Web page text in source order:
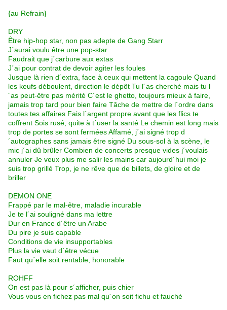
{au Refrain}
DRY
Être hip-hop star, non pas adepte de Gang Starr
J´aurai voulu être une pop-star
Faudrait que j´carbure aux extas
J´ai pour contrat de devoir agiter les foules
Jusque là rien d´extra, face à ceux qui mettent la cagoule Quand
les keufs déboulent, direction le dépôt Tu l´as cherché mais tu l
´as peut-être pas mérité C´est le ghetto, toujours mieux à faire,
jamais trop tard pour bien faire Tâche de mettre de l´ordre dans
toutes tes affaires Fais l´argent propre avant que les flics te
coffrent Sois rusé, quite à t´user la santé Le chemin est long mais
trop de portes se sont fermées Affamé, j´ai signé trop d
´autographes sans jamais être signé Du sous-sol à la scène, le
mic j´ai dû brûler Combien de concerts presque vides j´voulais
annuler Je veux plus me salir les mains car aujourd´hui moi je
suis trop grillé Trop, je ne rêve que de billets, de gloire et de
briller
DEMON ONE
Frappé par le mal-être, maladie incurable
Je te l´ai souligné dans ma lettre
Dur en France d´être un Arabe
Du pire je suis capable
Conditions de vie insupportables
Plus la vie vaut d´être vécue
Faut qu´elle soit rentable, honorable
ROHFF
On est pas là pour s´afficher, puis chier
Vous vous en fichez pas mal qu´on soit fichu et fauché